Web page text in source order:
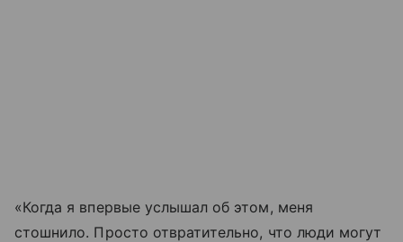
«Когда я впервые услышал об этом, меня
стошнило. Просто отвратительно, что люди могут